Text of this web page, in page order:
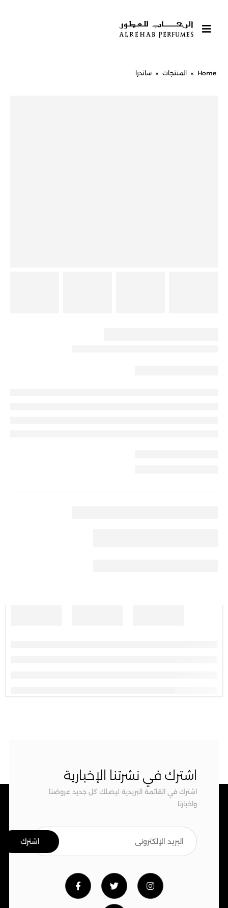
Home
» المنتجات » ساندرا
اشترك في نشرتنا الإخبارية
اشترك في القائمة البريدية ليصلك كل جديد عروضنا
واخبارنا